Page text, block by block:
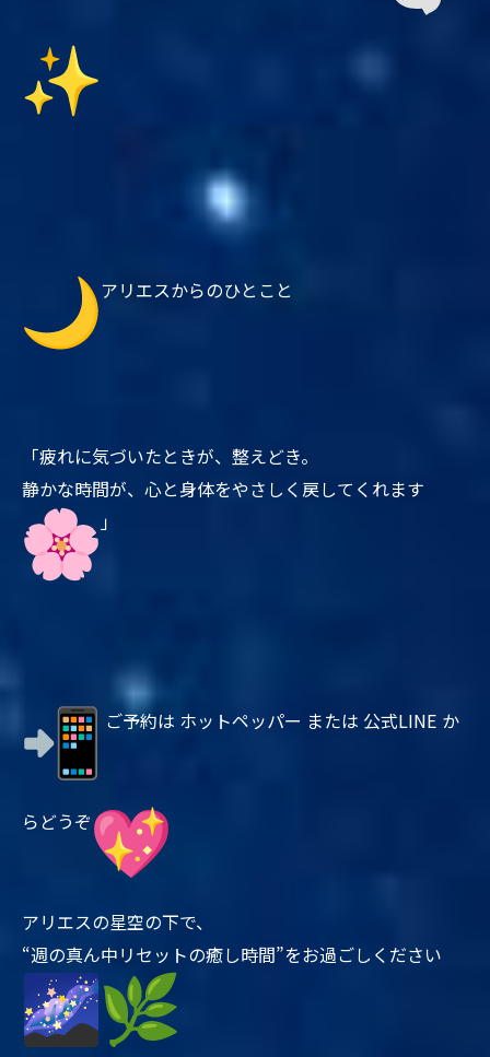
アリエスからのひとこと
「疲れに気づいたときが、整えどき。
静かな時間が、心と身体をやさしく戻してくれます
」
ご予約は ホットペッパー または 公式LINE か
らどうぞ
アリエスの星空の下で、
“週の真ん中リセットの癒し時間”をお過ごしください